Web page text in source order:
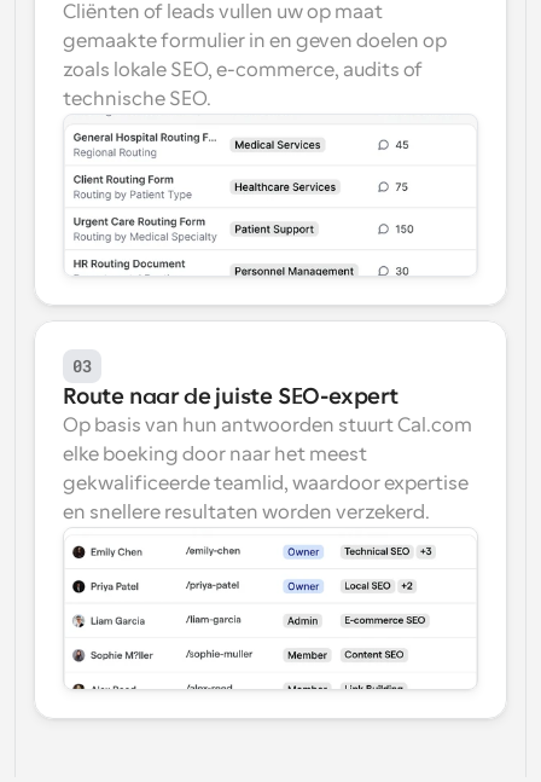
Cliënten of leads vullen uw op maat
gemaakte formulier in en geven doelen op
zoals lokale SEO, e-commerce, audits of
technische SEO.
03
Route naar de juiste SEO-expert
Op basis van hun antwoorden stuurt Cal.com
elke boeking door naar het meest
gekwalificeerde teamlid, waardoor expertise
en snellere resultaten worden verzekerd.